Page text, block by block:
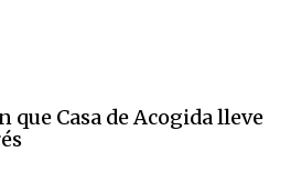
que Casa de Acogida lleve